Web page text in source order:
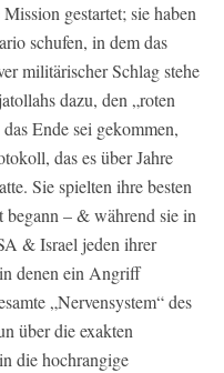
gestartet; sie haben
schufen, in dem das
militärischer Schlag stehe
dazu, den „roten
Ende sei gekommen,
das es über Jahre
Sie spielten ihre besten
begann – & während sie in
& Israel jeden ihrer
denen ein Angriff
„Nervensystem“ des
über die exakten
die hochrangige